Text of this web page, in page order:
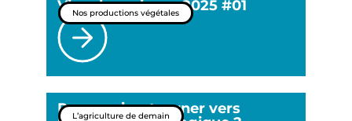
Nos productions végétales
Vivre la moisson 2025 #01
L’agriculture de demain
Pourquoi se tourner vers